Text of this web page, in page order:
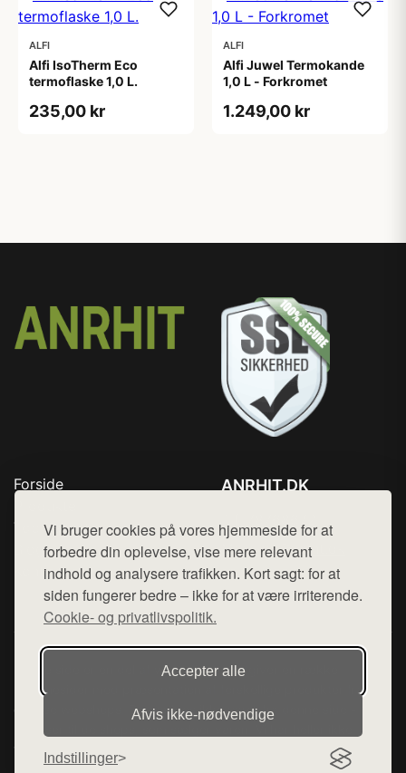
Vi bruger cookies på vores hjemmeside for at
forbedre din oplevelse, vise mere relevant
indhold og analysere trafikken. Kort sagt: for at
siden fungerer bedre – ikke for at være irriterende.
Cookie- og privatlivspolitik.
Accepter alle
Afvis ikke‑nødvendige
Indstillinger
ALFI
Alfi IsoTherm Eco
termoflaske 1,0 L.
235,00 kr
ALFI
Alfi Juwel Termokande
1,0 L - Forkromet
1.249,00 kr
Forside
Top Rabatter
Blog
Kontakt
ANRHIT.DK
Mail: hej@want.dk
Cookie- og privatlivspolitik
Denne side er en del af want.dk, der udgiver en række
hjemmesider med præsentation af forskellige produkter fra
diverse webshops. Der sælges ikke varer fra denne side - vi
henviser til de shops, som sælger varen. Vi har heller ikke
varerne på lager.